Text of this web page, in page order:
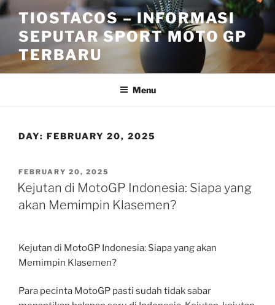
Skip
to
content
TIOSTACOS – INFORMASI
SEPUTAR SPORT MOTO GP
TERBARU
Menu
DAY: FEBRUARY 20, 2025
POSTED
ON
FEBRUARY 20, 2025
Kejutan di MotoGP Indonesia: Siapa yang
akan Memimpin Klasemen?
Kejutan di MotoGP Indonesia: Siapa yang akan
Memimpin Klasemen?
Para pecinta MotoGP pasti sudah tidak sabar